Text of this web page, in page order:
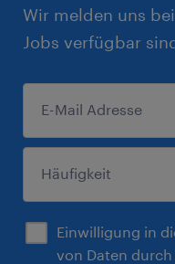
Wir melden uns
Jobs verfügbar
Einwilligung in
von Daten